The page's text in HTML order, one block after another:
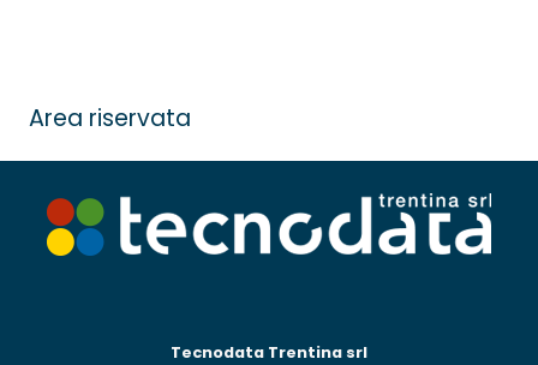
Area riservata
Tecnodata Trentina srl